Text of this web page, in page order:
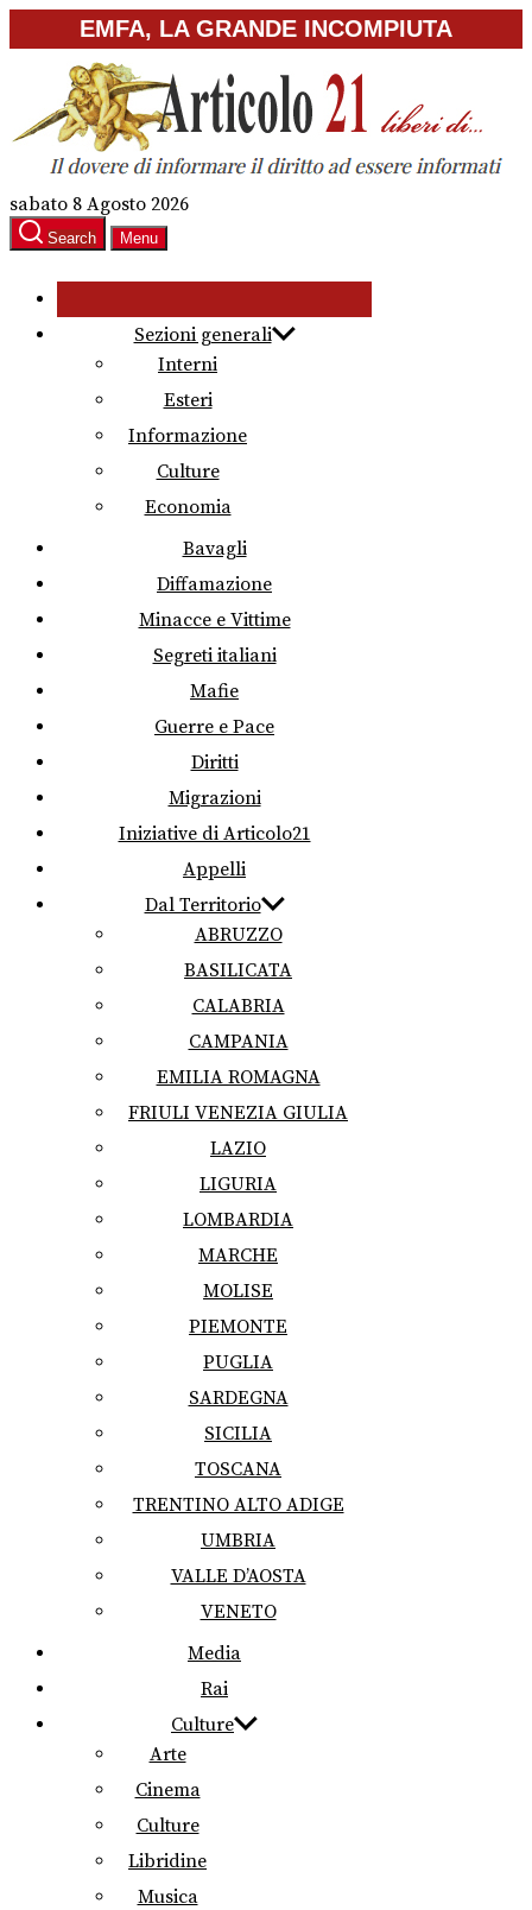
to
content
EMFA, LA GRANDE INCOMPIUTA
sabato 8 Agosto 2026
Search Menu
Sezioni generali
Interni
Esteri
Informazione
Culture
Economia
Bavagli
Diffamazione
Minacce e Vittime
Segreti italiani
Mafie
Guerre e Pace
Diritti
Migrazioni
Iniziative di Articolo21
Appelli
Dal Territorio
ABRUZZO
BASILICATA
CALABRIA
CAMPANIA
EMILIA ROMAGNA
FRIULI VENEZIA GIULIA
LAZIO
LIGURIA
LOMBARDIA
MARCHE
MOLISE
PIEMONTE
PUGLIA
SARDEGNA
SICILIA
TOSCANA
TRENTINO ALTO ADIGE
UMBRIA
VALLE D’AOSTA
VENETO
Media
Rai
Culture
Arte
Cinema
Culture
Libridine
Musica